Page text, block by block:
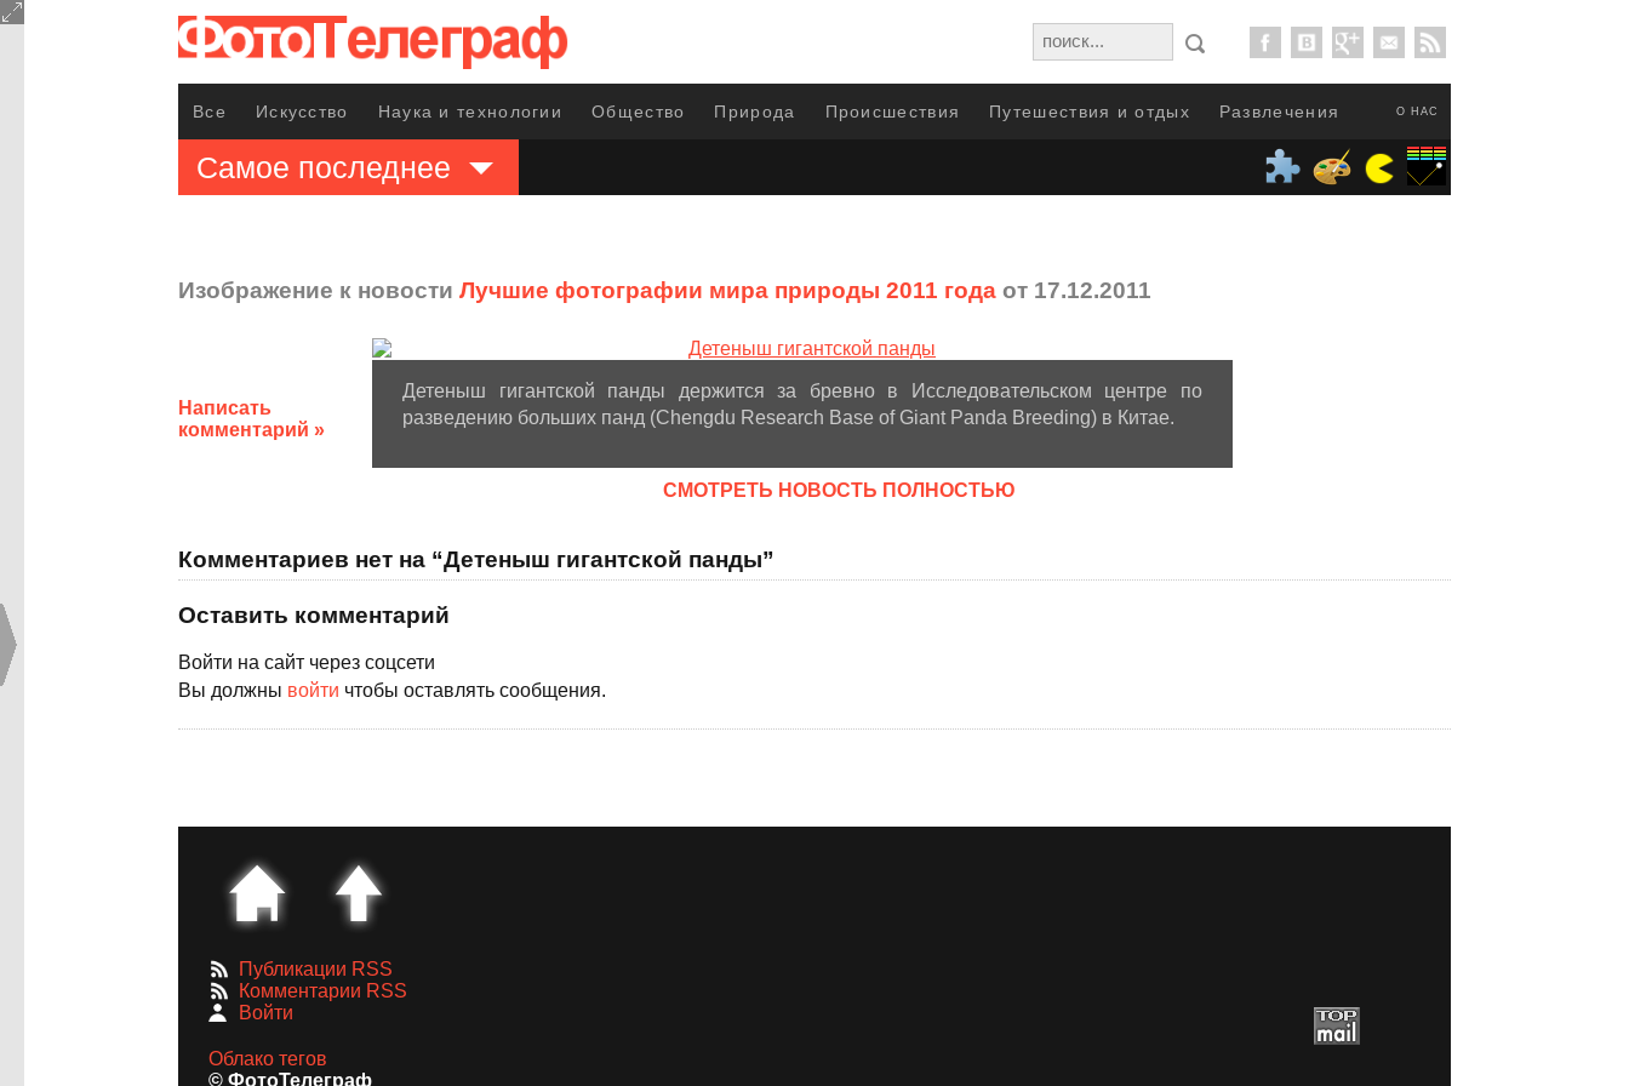
О НАС
Все Искусство Наука и технологии Общество Природа Происшествия Путешествия и отдых Развлечения
Самое последнее
Изображение к новости Лучшие фотографии мира природы 2011 года от 17.12.2011
Написать
комментарий »
Детеныш гигантской панды держится за бревно в Исследовательском центре по
разведению больших панд (Chengdu Research Base of Giant Panda Breeding) в Китае.
CМОТРЕТЬ НОВОСТЬ ПОЛНОСТЬЮ
Комментариев нет на “Детеныш гигантской панды”
Оставить комментарий
Войти на сайт через соцсети
Вы должны войти чтобы оставлять сообщения.
Публикации RSS
Комментарии RSS
Войти
Облако тегов
© ФотоТелеграф